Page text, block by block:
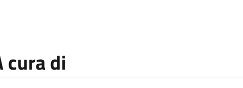
cura di